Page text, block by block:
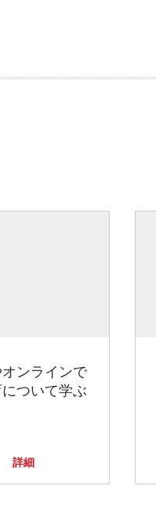
ンラインで
ついて学ぶ
詳細